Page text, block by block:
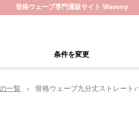
骨格ウェーブ専門通販サイト Waverry
条件を変更
一覧 › 骨格ウェーブ九分丈ストレート